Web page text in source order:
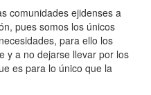
comunidades ejidenses a
pues somos los únicos
para ello los
y a no dejarse llevar por los
es para lo único que la